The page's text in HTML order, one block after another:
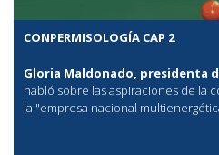
CONPERMISOLOGÍA CAP 2
Gloria Maldonado, presidenta
habló sobre las aspiraciones de la
la "empresa nacional